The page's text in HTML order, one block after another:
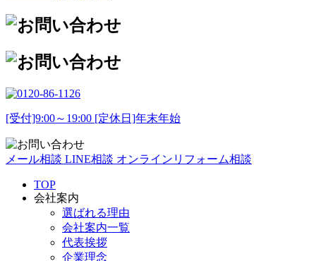
[受付]9:00～19:00 [定休日]年末年始
メール相談 LINE相談 オンラインリフォーム相談
TOP
会社案内
選ばれる理由
会社案内一覧
代表挨拶
企業理念